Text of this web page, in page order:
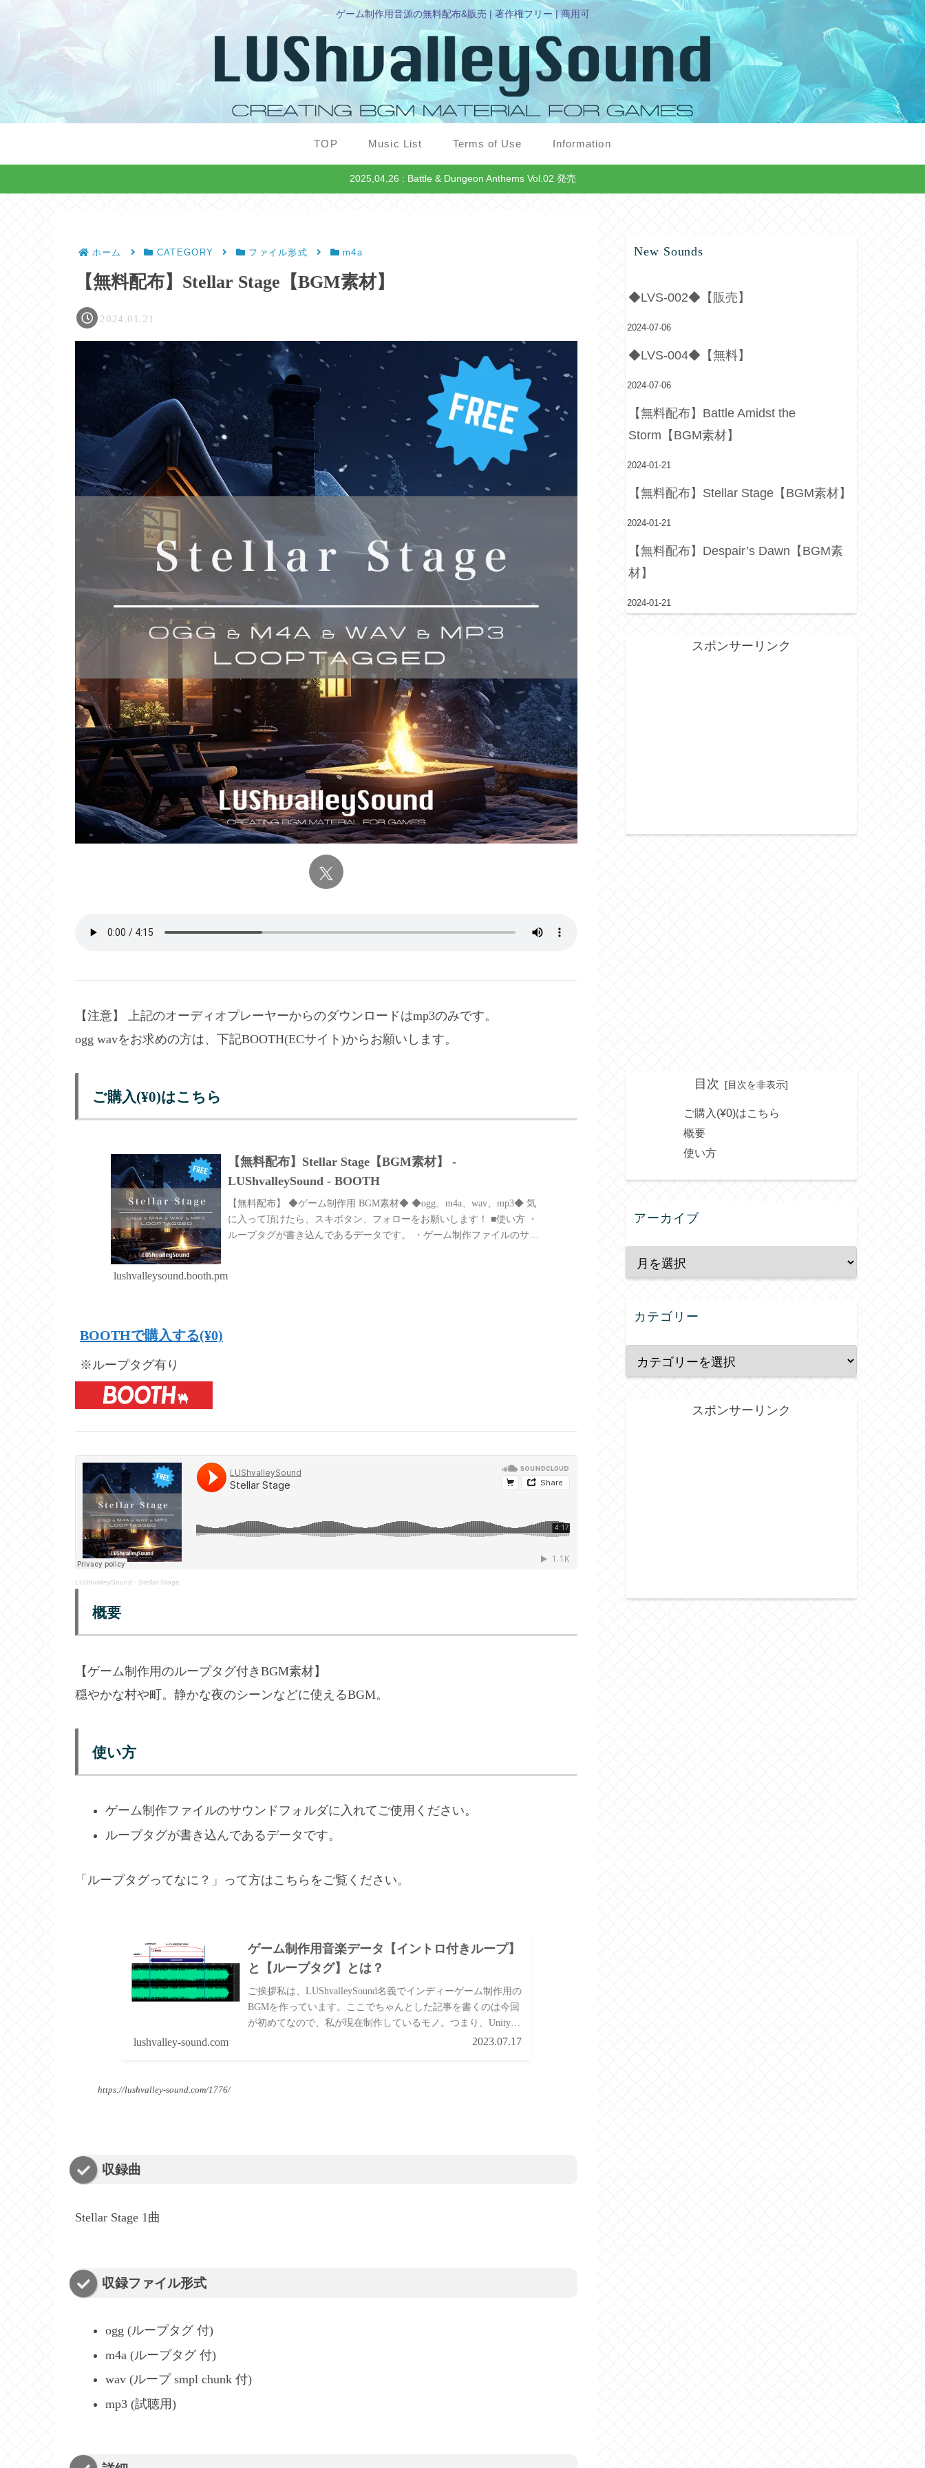
ゲーム制作用音源の無料配布&販売 | 著作権フリー | 商用可
TOP Music List Terms of Use Information
2025,04,26 : Battle & Dungeon Anthems Vol.02 発売
ホーム CATEGORY ファイル形式 m4a
【無料配布】Stellar Stage【BGM素材】
2024.01.21
【注意】 上記のオーディオプレーヤーからのダウンロードはmp3のみです。
ogg wavをお求めの方は、下記BOOTH(ECサイト)からお願いします。
ご購入(¥0)はこちら
【無料配布】Stellar Stage【BGM素材】 -
LUShvalleySound - BOOTH
【無料配布】 ◆ゲーム制作用 BGM素材◆ ◆ogg、m4a、wav、mp3◆ 気
に入って頂けたら、スキボタン、フォローをお願いします！ ■使い方 ・
ループタグが書き込んであるデータです。 ・ゲーム制作ファイルのサウ
lushvalleysound.booth.pm
BOOTHで購入する(¥0)
※ループタグ有り
LUShvalleySound · Stellar Stage
概要
【ゲーム制作用のループタグ付きBGM素材】
穏やかな村や町。静かな夜のシーンなどに使えるBGM。
使い方
ゲーム制作ファイルのサウンドフォルダに入れてご使用ください。
ループタグが書き込んであるデータです。
「ループタグってなに？」って方はこちらをご覧ください。
ゲーム制作用音楽データ【イントロ付きループ】
と【ループタグ】とは？
ご挨拶私は、LUShvalleySound名義でインディーゲーム制作用の
BGMを作っています。ここでちゃんとした記事を書くのは今回
が初めてなので、私が現在制作しているモノ。つまり、Unityや
lushvalley-sound.com 2023.07.17
https://lushvalley-sound.com/1776/
収録曲
Stellar Stage 1曲
収録ファイル形式
ogg (ループタグ 付)
m4a (ループタグ 付)
wav (ループ smpl chunk 付)
mp3 (試聴用)
New Sounds
◆LVS-002◆【販売】
2024-07-06
◆LVS-004◆【無料】
2024-07-06
【無料配布】Battle Amidst the
Storm【BGM素材】
2024-01-21
【無料配布】Stellar Stage【BGM素材】
2024-01-21
【無料配布】Despair’s Dawn【BGM素
材】
2024-01-21
スポンサーリンク
目次
ご購入(¥0)はこちら
概要
使い方
アーカイブ
カテゴリー
スポンサーリンク